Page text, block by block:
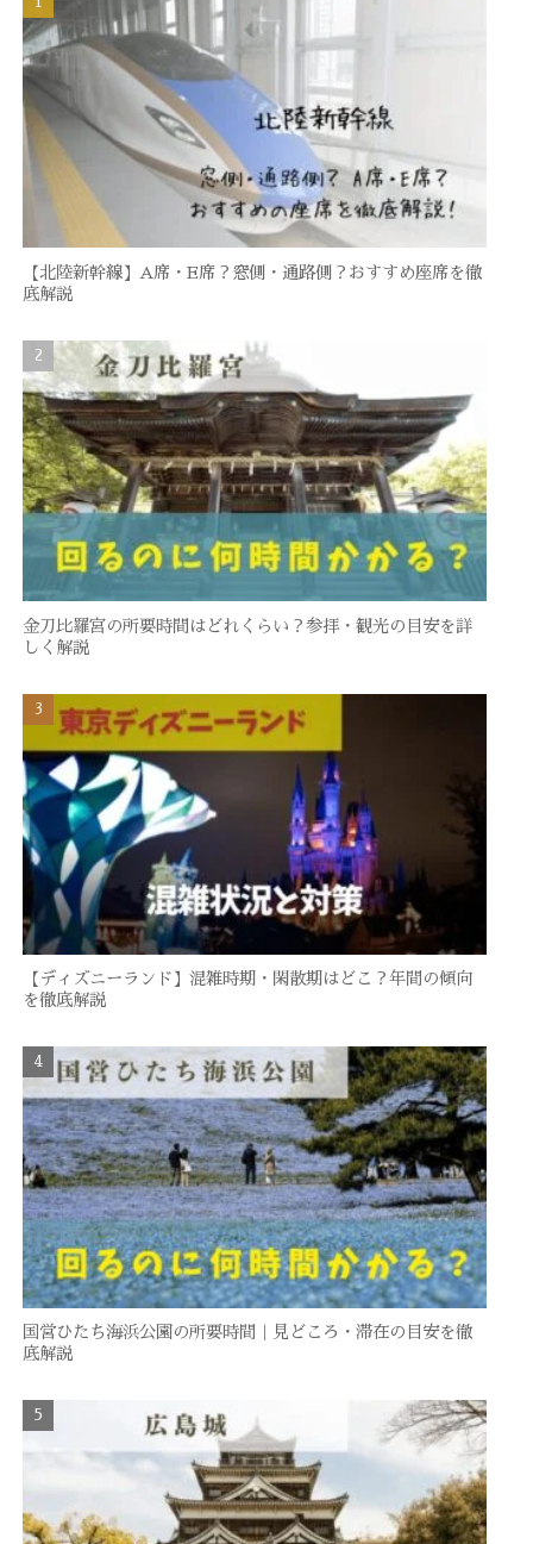
【北陸新幹線】A席・E席？窓側・通路側？おすすめ座席を徹
底解説
金刀比羅宮の所要時間はどれくらい？参拝・観光の目安を詳
しく解説
【ディズニーランド】混雑時期・閑散期はどこ？年間の傾向
を徹底解説
国営ひたち海浜公園の所要時間｜見どころ・滞在の目安を徹
底解説